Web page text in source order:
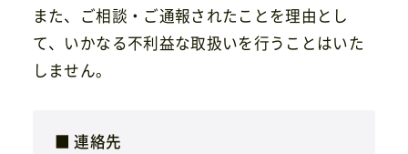
また、ご相談・ご通報されたことを理由とし
て、いかなる不利益な取扱いを行うことはいた
しません。
■ 連絡先